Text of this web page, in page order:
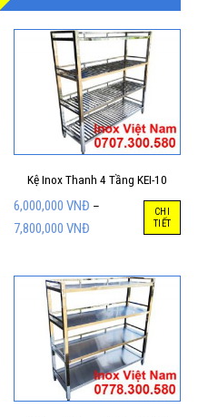
Kệ Inox Thanh 4 Tầng KEI-10
6,000,000 VNĐ –
7,800,000 VNĐ
CHI
TIẾT